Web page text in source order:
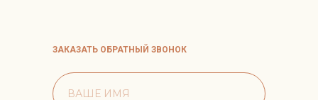
ЗАКАЗАТЬ ОБРАТНЫЙ ЗВОНОК